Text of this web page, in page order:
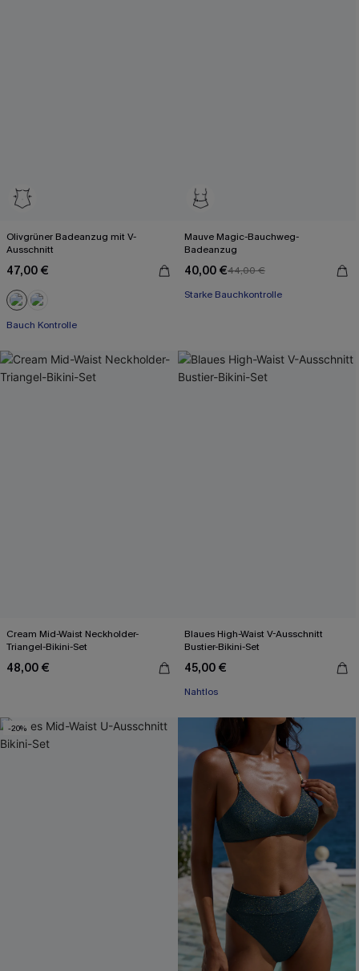
Olivgrüner Badeanzug mit V-
Ausschnitt
47,00 €
Bauch Kontrolle
Mauve Magic-Bauchweg-
Badeanzug
40,00 €44,00 €
Starke Bauchkontrolle
Cream Mid-Waist Neckholder-
Triangel-Bikini-Set
48,00 €
Blaues High-Waist V-Ausschnitt
Bustier-Bikini-Set
45,00 €
Nahtlos
-20%